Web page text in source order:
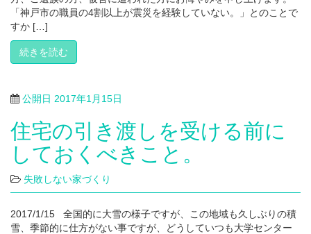
「神戸市の職員の4割以上が震災を経験していない。」とのことで
すか […]
続きを読む
公開日 2017年1月15日
住宅の引き渡しを受ける前に
しておくべきこと。
失敗しない家づくり
2017/1/15 全国的に大雪の様子ですが、この地域も久しぶりの積
雪、季節的に仕方がない事ですが、どうしていつも大学センター